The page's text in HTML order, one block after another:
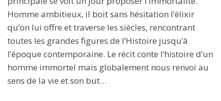
Homme ambitieux, il boit sans hésitation l’élixir
qu’on lui offre et traverse les siècles, rencontrant
toutes les grandes figures de l’Histoire jusqu’à
l’époque contemporaine. Le récit conte l’histoire d’un
homme immortel mais globalement nous renvoi au
sens de la vie et son but…